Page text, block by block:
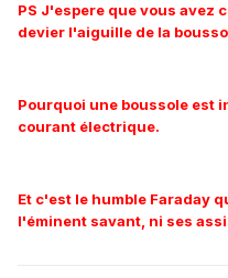
PS J'espere que vous avez
devier l'aiguille de la
Pourquoi une boussole est
courant électrique.
Et c'est le humble Faraday
l'éminent savant, ni ses